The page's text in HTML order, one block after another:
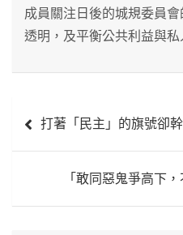
成員關注日後的城規委員
透明，及平衡公共利益與私
章 打著「民主」的旗號卻
「敢同惡鬼爭高下